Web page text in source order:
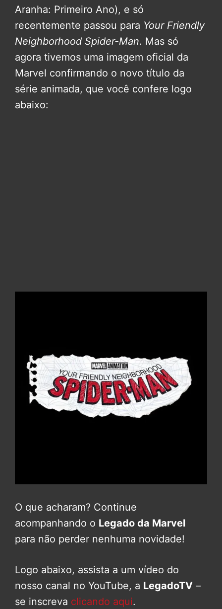
Aranha: Primeiro Ano), e só
recentemente passou para Your Friendly
Neighborhood Spider-Man. Mas só
agora tivemos uma imagem oficial da
Marvel confirmando o novo título da
série animada, que você confere logo
abaixo:
O que acharam? Continue
acompanhando o Legado da Marvel
para não perder nenhuma novidade!
Logo abaixo, assista a um vídeo do
nosso canal no YouTube, a LegadoTV –
se inscreva clicando aqui.